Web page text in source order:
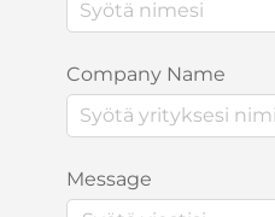
Company Name
Message